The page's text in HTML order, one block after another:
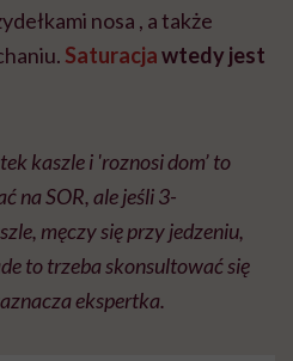
nosa , a także
Saturacjawtedy jest
kaszle i 'roznosi dom’ to
na SOR, ale jeśli 3-
męczy się przy jedzeniu,
to trzeba skonsultować się
ekspertka.